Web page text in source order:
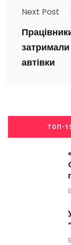
Next Post
автівки
ТОП-